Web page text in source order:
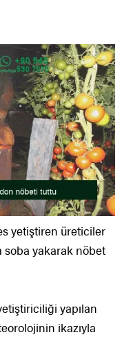
yetiştiren üreticiler
soba yakarak nöbet
yapılan
ikazıyla